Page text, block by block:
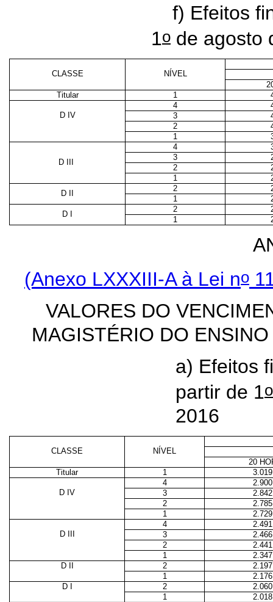
f) Efeitos
1o de agosto
CLASSE
NÍVEL
Titular
1
4
D IV
3
2
1
D III
4
3
2
1
D II
2
1
D I
2
1
(Anexo LXXXIII-A à Lei no
VALORES DO
MAGISTÉRIO DO
a) Efeitos
partir de 1o
2016
CLASSE
NÍVEL
20
Titular
1
4
D IV
3
2
1
4
D III
3
2
1
D II
2
1
D I
2
1